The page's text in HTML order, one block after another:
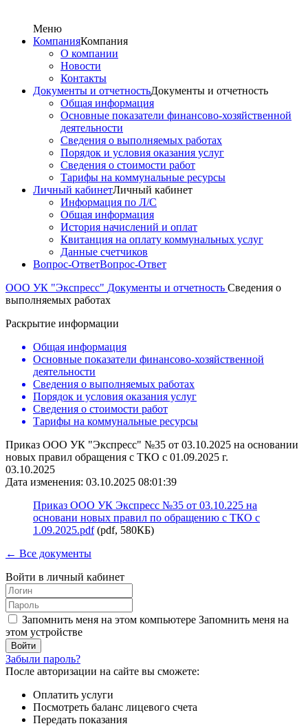
Меню
КомпанияКомпания
О компании
Новости
Контакты
Документы и отчетностьДокументы и отчетность
Общая информация
Основные показатели финансово-хозяйственной
деятельности
Сведения о выполняемых работах
Порядок и условия оказания услуг
Сведения о стоимости работ
Тарифы на коммунальные ресурсы
Личный кабинетЛичный кабинет
Информация по Л/С
Общая информация
История начислений и оплат
Квитанция на оплату коммунальных услуг
Данные счетчиков
Вопрос-ОтветВопрос-Ответ
ООО УК "Экспресс" Документы и отчетность Сведения о
выполняемых работах
Раскрытие информации
Общая информация
Основные показатели финансово-хозяйственной
деятельности
Сведения о выполняемых работах
Порядок и условия оказания услуг
Сведения о стоимости работ
Тарифы на коммунальные ресурсы
Приказ ООО УК "Экспресс" №35 от 03.10.2025 на основании
новых правил обращения с ТКО с 01.09.2025 г.
03.10.2025
Дата изменения: 03.10.2025 08:01:39
Приказ ООО УК Экспресс №35 от 03.10.225 на
основани новых правил по обращению с ТКО с
1.09.2025.pdf(pdf, 580КБ)
← Все документы
Войти в личный кабинет
Запомнить меня на этом компьютере Запомнить меня на
этом устройстве
Забыли пароль?
После авторизации на сайте вы сможете:
Оплатить услуги
Посмотреть баланс лицевого счета
Передать показания